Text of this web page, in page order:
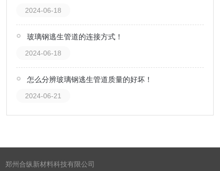
2024-06-18
玻璃钢逃生管道的连接方式！
2024-06-18
怎么分辨玻璃钢逃生管道质量的好坏！
2024-06-21
郑州合纵新材料科技有限公司